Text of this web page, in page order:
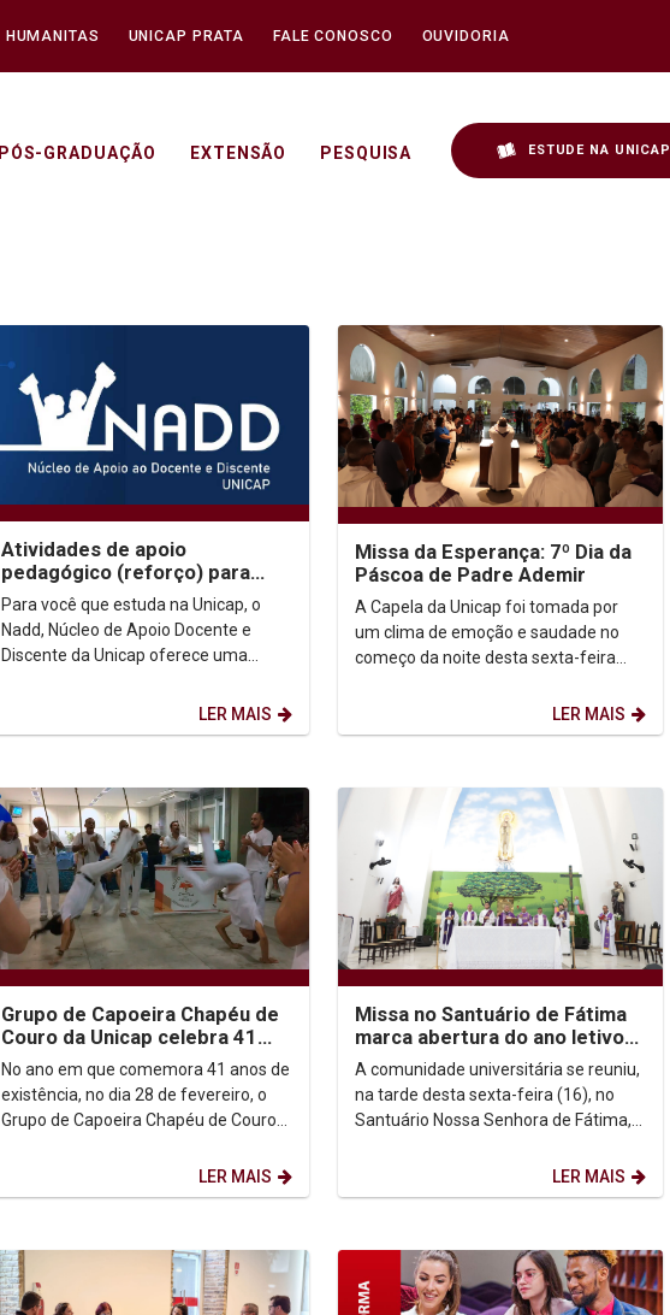
HUMANITAS UNICAP PRATA FALE CONOSCO OUVIDORIA
PÓS-GRADUAÇÃO EXTENSÃO PESQUISA ESTUDE NA UNICAP
Atividades de apoio
pedagógico (reforço) para
alunos e alunas
Para você que estuda na Unicap, o
Nadd, Núcleo de Apoio Docente e
Discente da Unicap oferece uma
pedagógico para esse semestre...
LER MAIS
Missa da Esperança: 7º Dia da
Páscoa de Padre Ademir
A Capela da Unicap foi tomada por
um clima de emoção e saudade no
começo da noite desta sexta-feira
LER MAIS
Grupo de Capoeira Chapéu de
Couro da Unicap celebra 41
anos com inscrições abertas
para novas turmas
No ano em que comemora 41 anos de
existência, no dia 28 de fevereiro, o
Grupo de Capoeira Chapéu de Couro
LER MAIS
Missa no Santuário de Fátima
marca abertura do ano letivo
na Unicap
A comunidade universitária se reuniu,
na tarde desta sexta-feira (16), no
Santuário Nossa Senhora de Fátima,
LER MAIS